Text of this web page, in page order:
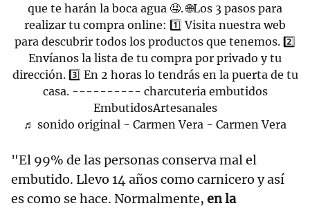
que te harán la boca agua 🤤. 🌐Los 3 pasos para
realizar tu compra online: 1️⃣ Visita nuestra web
para descubrir todos los productos que tenemos. 2️⃣
Envíanos la lista de tu compra por privado y tu
dirección. 3️⃣ En 2 horas lo tendrás en la puerta de tu
casa. ---------- charcuteria embutidos
EmbutidosArtesanales
♬ sonido original - Carmen Vera - Carmen Vera
"El 99% de las personas conserva mal el
embutido. Llevo 14 años como carnicero y así
es como se hace. Normalmente, en la